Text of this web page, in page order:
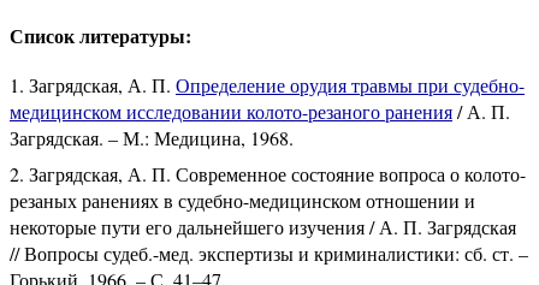
Список литературы:
Загрядская, А. П. Определение орудия травмы при судебно-
медицинском исследовании колото-резаного ранения/ А. П.
Загрядская. – М.: Медицина, 1968.
Загрядская, А. П. Современное состояние вопроса о колото-
резаных ранениях в судебно-медицинском отношении и
некоторые пути его дальнейшего изучения / А. П. Загрядская
// Вопросы судеб.-мед. экспертизы и криминалистики: сб. ст. –
Горький, 1966. – С. 41–47.